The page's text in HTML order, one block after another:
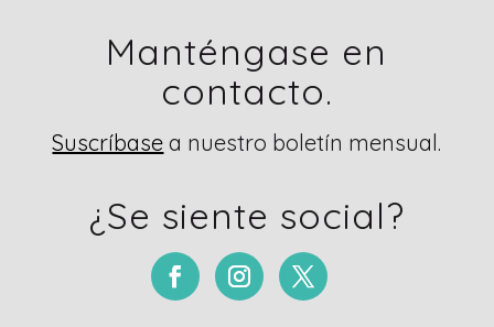
Manténgase en
contacto.
Suscríbase a nuestro boletín mensual.
¿Se siente social?